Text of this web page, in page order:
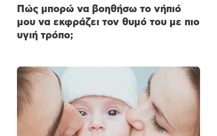
Πώς μπορώ να βοηθήσω το νήπιό
μου να εκφράζει τον θυμό του με πιο
υγιή τρόπο;